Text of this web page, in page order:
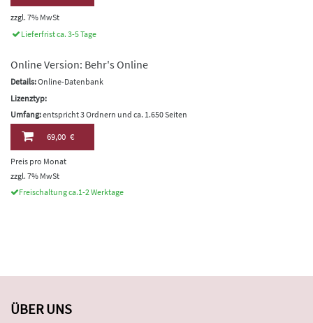
zzgl. 7% MwSt
Lieferfrist ca. 3-5 Tage
Online Version: Behr's Online
Details:Online-Datenbank
Lizenztyp:
Umfang:entspricht 3 Ordnern und ca. 1.650 Seiten
69,00 €
Preis pro Monat
zzgl. 7% MwSt
Freischaltung ca.1-2 Werktage
ÜBER UNS